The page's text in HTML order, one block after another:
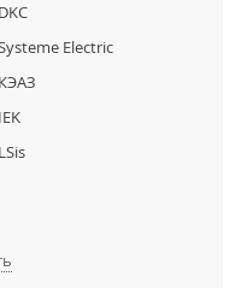
DKC
Electric
КЭАЗ
IEK
LSis